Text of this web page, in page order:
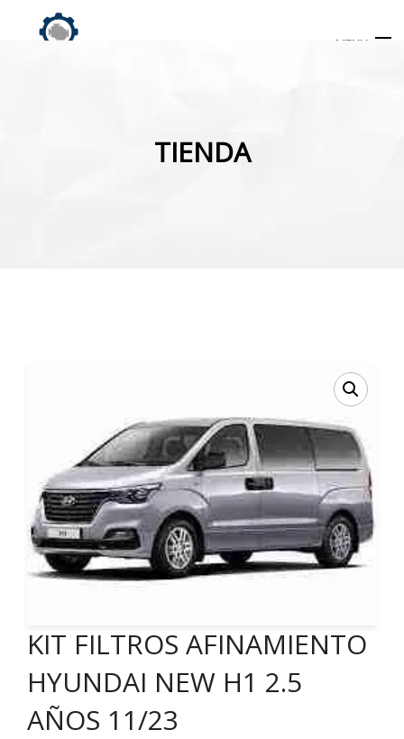
MENU
TIENDA
KIT FILTROS AFINAMIENTO
HYUNDAI NEW H1 2.5
AÑOS 11/23